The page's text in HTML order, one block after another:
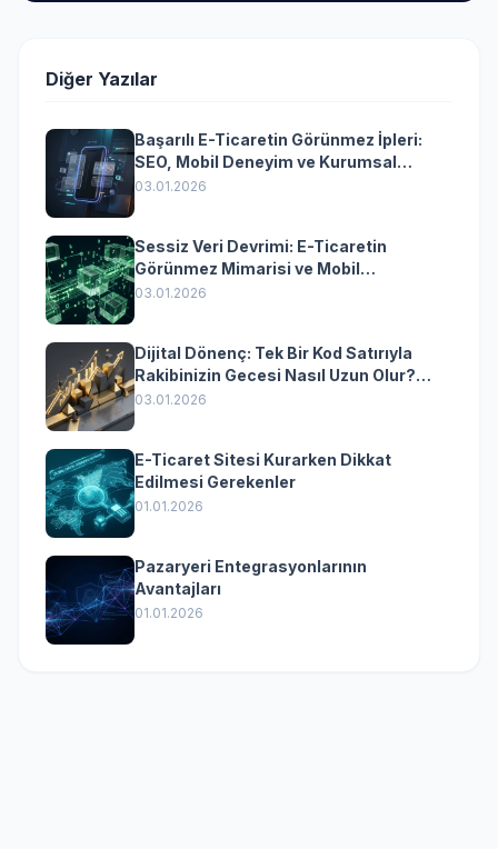
Diğer Yazılar
Başarılı E-Ticaretin Görünmez İpleri:
SEO, Mobil Deneyim ve Kurumsal
Yazılımın Kazandıran Senkronizasyonu
03.01.2026
Sessiz Veri Devrimi: E-Ticaretin
Görünmez Mimarisi ve Mobil
Dönüşümün Kurumsal Anahtarı
03.01.2026
Dijital Dönenç: Tek Bir Kod Satırıyla
Rakibinizin Gecesi Nasıl Uzun Olur?
(Kurumsal Yazılımın Güçlü Rolü)
03.01.2026
E-Ticaret Sitesi Kurarken Dikkat
Edilmesi Gerekenler
01.01.2026
Pazaryeri Entegrasyonlarının
Avantajları
01.01.2026